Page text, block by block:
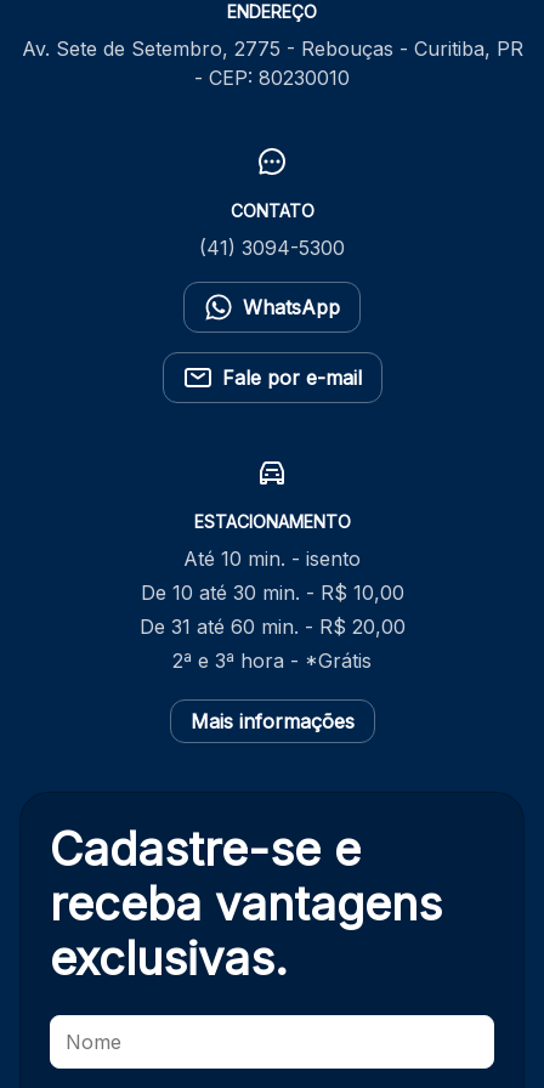
ENDEREÇO
Av. Sete de Setembro, 2775 - Rebouças - Curitiba, PR
- CEP: 80230010
CONTATO
(41) 3094-5300
WhatsApp
Fale por e-mail
ESTACIONAMENTO
Até 10 min. - isento
De 10 até 30 min. - R$ 10,00
De 31 até 60 min. - R$ 20,00
2ª e 3ª hora - *Grátis
Mais informações
Cadastre-se e
receba vantagens
exclusivas.